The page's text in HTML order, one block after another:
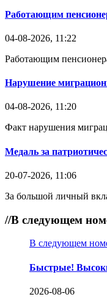
Работающим
04-08-2026, 11:22
Работающим
Нарушение
04-08-2026, 11:20
Факт нарушения
Медаль за
20-07-2026, 11:06
За большой личный
//В следующем
В следующем
Быстрые!
2026-08-06